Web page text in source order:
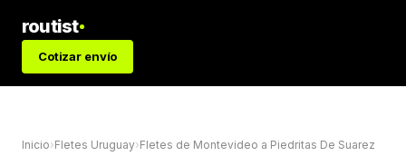
routist
Cotizar envío
Inicio›Fletes Uruguay›Fletes de Montevideo a Piedritas De Suarez